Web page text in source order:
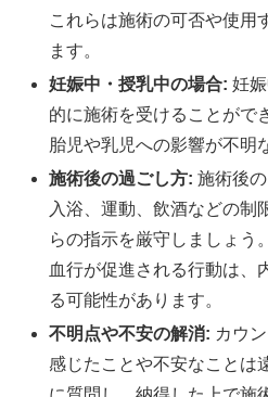
これらは施術の可否や使用
ます。
妊娠中・授乳中の場合: 妊
的に施術を受けることがで
胎児や乳児への影響が不明
施術後の過ごし方: 施術後
入浴、運動、飲酒などの制
らの指示を厳守しましょう。
血行が促進される行動は、
る可能性があります。
不明点や不安の解消: カウ
感じたことや不安なことは